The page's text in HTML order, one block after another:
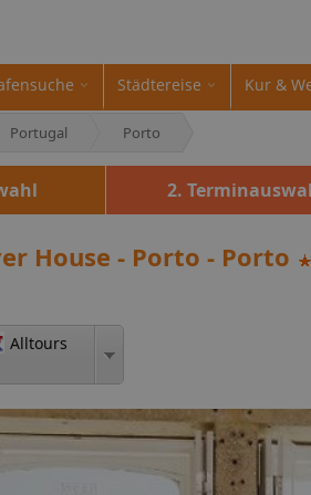
Städtereise Kur &
Portugal Porto
2.
House - Porto - Porto
Alltours